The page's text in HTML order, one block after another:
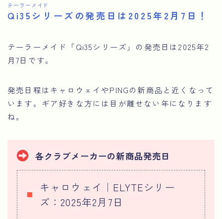
テーラーメイド
Qi35シリーズの発売日は2025年2月7日！
テーラーメイド「Qi35シリーズ」の発売日は2025年2
月7日です。
発売日程はキャロウェイやPINGの新商品と近くなって
います。ギア好きな方には目が離せない年になります
ね。
各クラブメーカーの新商品発売日
キャロウェイ｜ELYTEシリー
ズ：2025年2月7日